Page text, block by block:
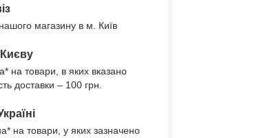
магазину в м. Київ
на товари, в яких вказано
доставки – 100 грн.
на товари, у яких зазначено